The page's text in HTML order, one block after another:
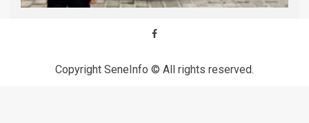
Copyright SeneInfo © All rights reserved.